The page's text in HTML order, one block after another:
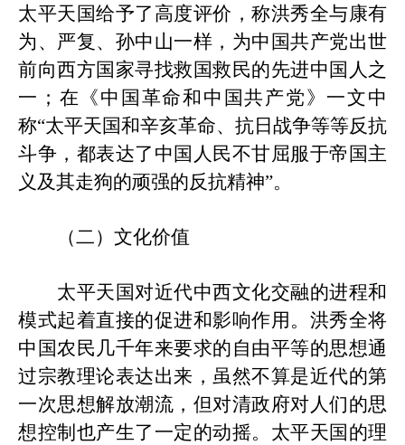
太平天国给予了高度评价，称洪秀全与康有
为、严复、孙中山一样，为中国共产党出世
前向西方国家寻找救国救民的先进中国人之
一；在《中国革命和中国共产党》一文中
称“太平天国和辛亥革命、抗日战争等等反抗
斗争，都表达了中国人民不甘屈服于帝国主
义及其走狗的顽强的反抗精神”。
（二）文化价值
太平天国对近代中西文化交融的进程和
模式起着直接的促进和影响作用。洪秀全将
中国农民几千年来要求的自由平等的思想通
过宗教理论表达出来，虽然不算是近代的第
一次思想解放潮流，但对清政府对人们的思
想控制也产生了一定的动摇。太平天国的理